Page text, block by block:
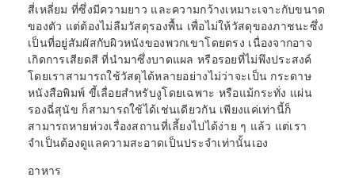
สี่เหลี่ยม ที่ซึ่งมีความยาว และความกว้างเหมาะเจาะกับขนาด
ของตัว แต่ต้องไม่ลืมวัสดุรองพื้น เพื่อไม่ให้วัสดุของภาชนะซึ่ง
เป็นที่อยู่สัมผัสกับผิวหนังของพวกเขาโดยตรง เนื่องจากอาจ
เกิดการเสียดสี ที่นำมาซึ่งบาดแผล หรือรอยที่ไม่พึงประสงค์
โดยเราสามารถใช้วัสดุได้หลายอย่างไม่ว่าจะเป็น กระดาษ
หนังสือพิมพ์ ขี้เลื่อยสำหรับงูโดยเฉพาะ หรือแม้กระทั่ง แผ่น
รองฉี่สุนัข ก็สามารถใช้ได้เช่นเดียวกัน เพียงแค่เท่านี้ก็
สามารถหายห่วงเรื่องสถานที่เลี้ยงไปได้ง่าย ๆ แล้ว แต่เรา
จำเป็นต้องดูแลความสะอาดเป็นประจำเท่านั้นเอง
อาหาร